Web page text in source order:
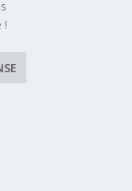
!